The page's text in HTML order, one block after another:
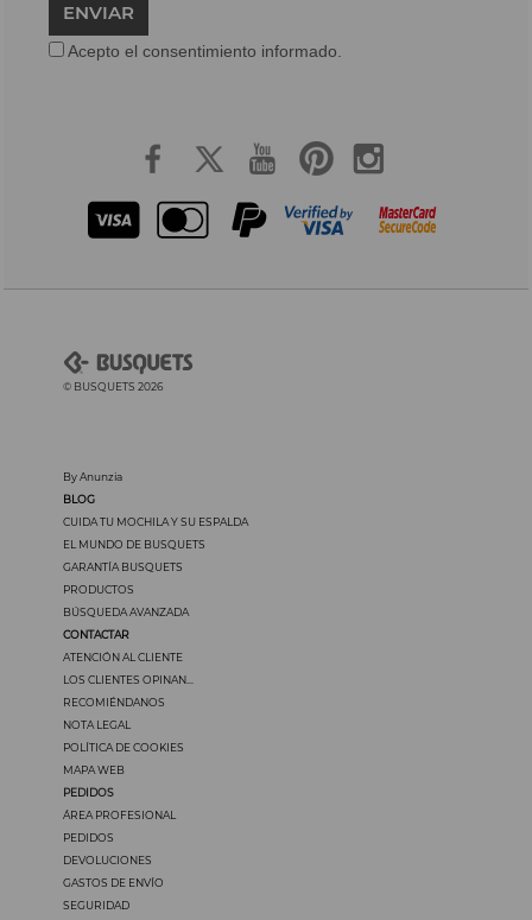
ENVIAR
Acepto el consentimiento informado.
© BUSQUETS 2026
By Anunzia
BLOG
CUIDA TU MOCHILA Y SU ESPALDA
EL MUNDO DE BUSQUETS
GARANTÍA BUSQUETS
PRODUCTOS
BÚSQUEDA AVANZADA
CONTACTAR
ATENCIÓN AL CLIENTE
LOS CLIENTES OPINAN...
RECOMIÉNDANOS
NOTA LEGAL
POLÍTICA DE COOKIES
MAPA WEB
PEDIDOS
ÁREA PROFESIONAL
PEDIDOS
DEVOLUCIONES
GASTOS DE ENVÍO
SEGURIDAD